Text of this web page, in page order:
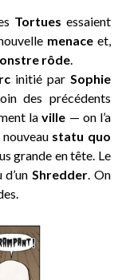
Tortues essaient
menaceet,
rôde
initié par Sophie
des précédents
laville — on l’a
statu quo
grande en tête. Le
d’un Shredder . On